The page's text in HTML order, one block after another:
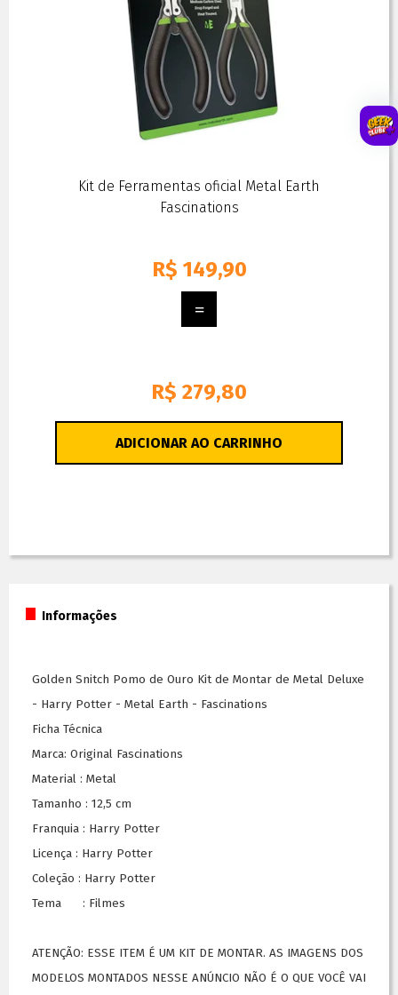
Kit de Ferramentas oficial Metal Earth
Fascinations
R$ 149,90
R$ 279,80
ADICIONAR AO CARRINHO
Informações
Golden Snitch Pomo de Ouro Kit de Montar de Metal Deluxe
- Harry Potter - Metal Earth - Fascinations
Ficha Técnica
Marca: Original Fascinations
Material : Metal
Tamanho : 12,5 cm
Franquia : Harry Potter
Licença : Harry Potter
Coleção : Harry Potter
Tema : Filmes
ATENÇÃO: ESSE ITEM É UM KIT DE MONTAR. AS IMAGENS DOS
MODELOS MONTADOS NESSE ANÚNCIO NÃO É O QUE VOCÊ VAI